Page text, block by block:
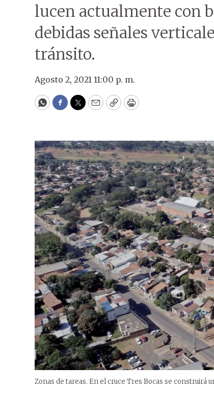
lucen actualmente con
debidas señales
tránsito.
Agosto 2, 2021 11:00 p. m.
WhatsApp
Facebook
Twitter
EmailCopyPrint
Zonas de tareas. En el cruce Tres Bocas se construirá